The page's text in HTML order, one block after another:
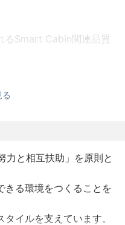
るSmart Cabin関連品質
先、開発部門、品質保
ータの分析・活用、ツ
ュリティ、電子プラッ
た品質管理活動
る
力と相互扶助」を原則と
きる環境をつくることを
イルを支えています。